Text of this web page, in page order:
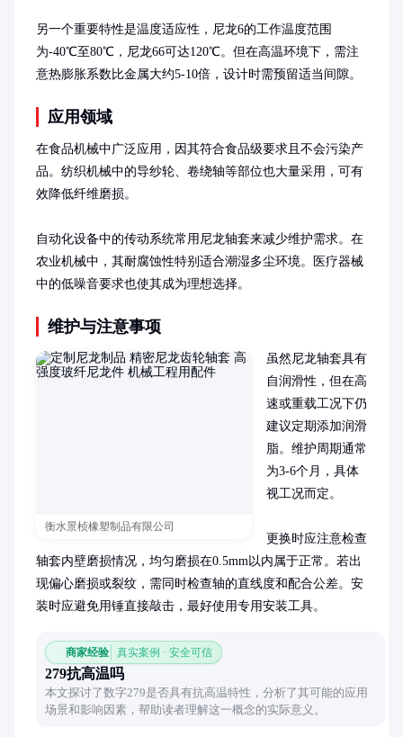
另一个重要特性是温度适应性，尼龙6的工作温度范围
为-40℃至80℃，尼龙66可达120℃。但在高温环境下，需注
意热膨胀系数比金属大约5-10倍，设计时需预留适当间隙。
应用领域
在食品机械中广泛应用，因其符合食品级要求且不会污染产
品。纺织机械中的导纱轮、卷绕轴等部位也大量采用，可有
效降低纤维磨损。
自动化设备中的传动系统常用尼龙轴套来减少维护需求。在
农业机械中，其耐腐蚀性特别适合潮湿多尘环境。医疗器械
中的低噪音要求也使其成为理想选择。
维护与注意事项
衡水景桢橡塑制品有限公司
虽然尼龙轴套具有
自润滑性，但在高
速或重载工况下仍
建议定期添加润滑
脂。维护周期通常
为3-6个月，具体
视工况而定。
更换时应注意检查
轴套内壁磨损情况，均匀磨损在0.5mm以内属于正常。若出
现偏心磨损或裂纹，需同时检查轴的直线度和配合公差。安
装时应避免用锤直接敲击，最好使用专用安装工具。
商家经验 真实案例 · 安全可信
279抗高温吗
本文探讨了数字279是否具有抗高温特性，分析了其可能的应用
场景和影响因素，帮助读者理解这一概念的实际意义。